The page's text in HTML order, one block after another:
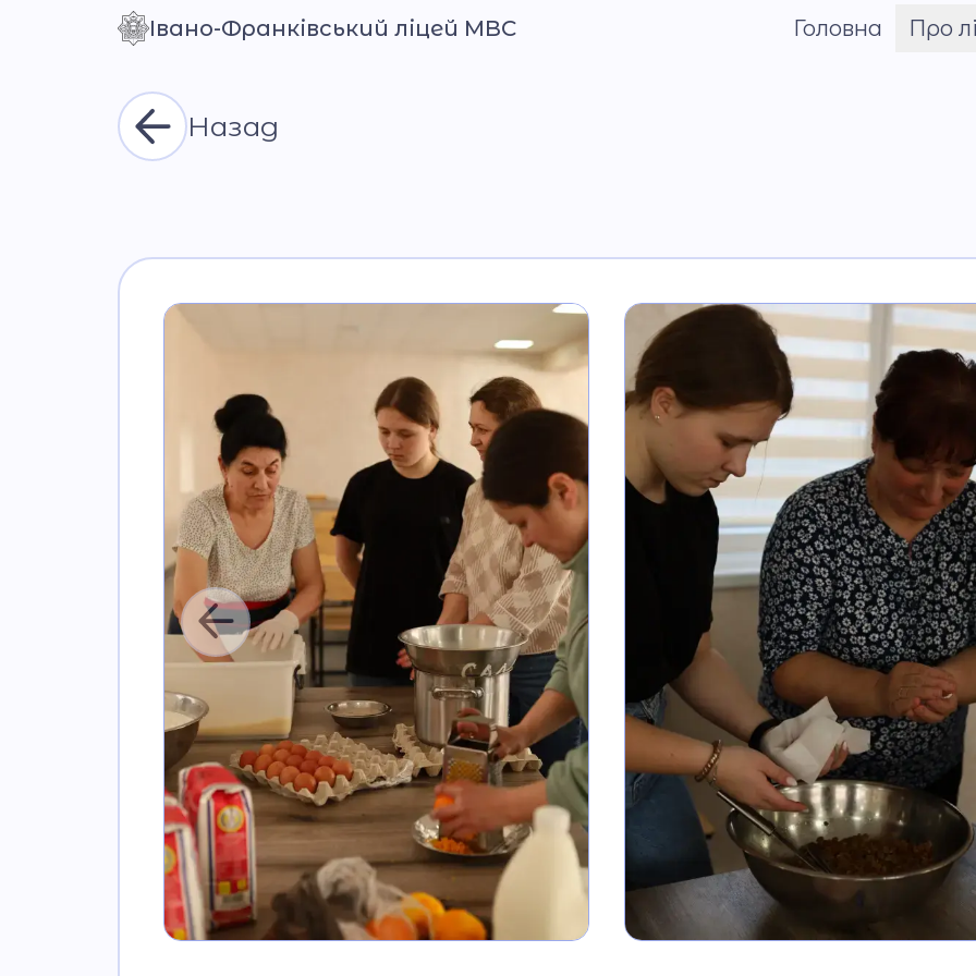
Контраст
Івано-Франківський ліцей МВС Головна
Про
Положення
Накази
Атестація
Публічні закупівлі
Матеріально-
база
Фотогалерея
Відеогалерея
Ліцейське
самоврядування
Вакансії
Публічна
Назад